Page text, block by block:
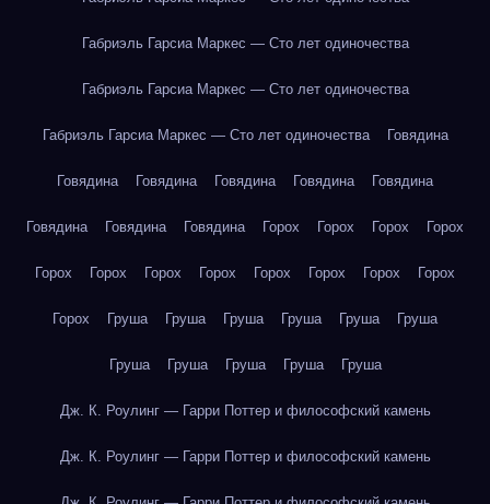
Габриэль Гарсиа Маркес — Сто лет одиночества
Габриэль Гарсиа Маркес — Сто лет одиночества
Габриэль Гарсиа Маркес — Сто лет одиночества Говядина
Говядина Говядина Говядина Говядина Говядина
Говядина Говядина Говядина Горох Горох Горох Горох
Горох Горох Горох Горох Горох Горох Горох Горох
Горох Груша Груша Груша Груша Груша Груша
Груша Груша Груша Груша Груша
Дж. К. Роулинг — Гарри Поттер и философский камень
Дж. К. Роулинг — Гарри Поттер и философский камень